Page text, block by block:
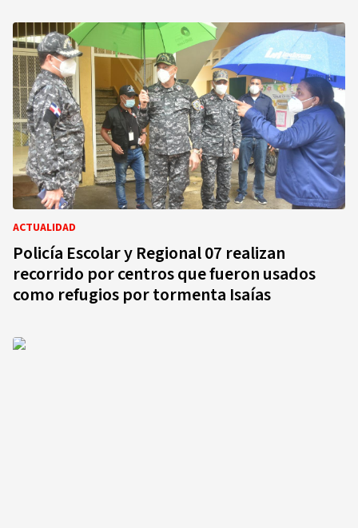
ACTUALIDAD
Policía Escolar y Regional 07 realizan
recorrido por centros que fueron usados
como refugios por tormenta Isaías